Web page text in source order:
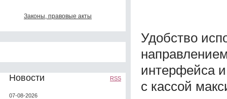
Законы, правовые акты
Новости RSS
07-08-2026
Удобство
интерфейса
с кассой